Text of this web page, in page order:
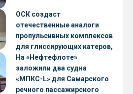
ОСК создаст
отечественные аналоги
пропульсивных комплексов
для глиссирующих катеров,
скоростных судов и судов с
малой осадкой
На «Нефтефлоте»
заложили два судна
«МПКС-L» для Самарского
речного пассажирского